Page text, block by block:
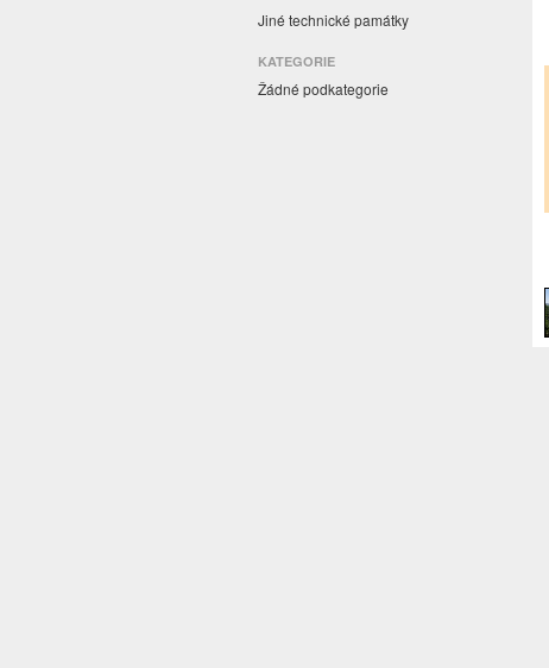
Jiné technické památky
KATEGORIE
Žádné podkategorie